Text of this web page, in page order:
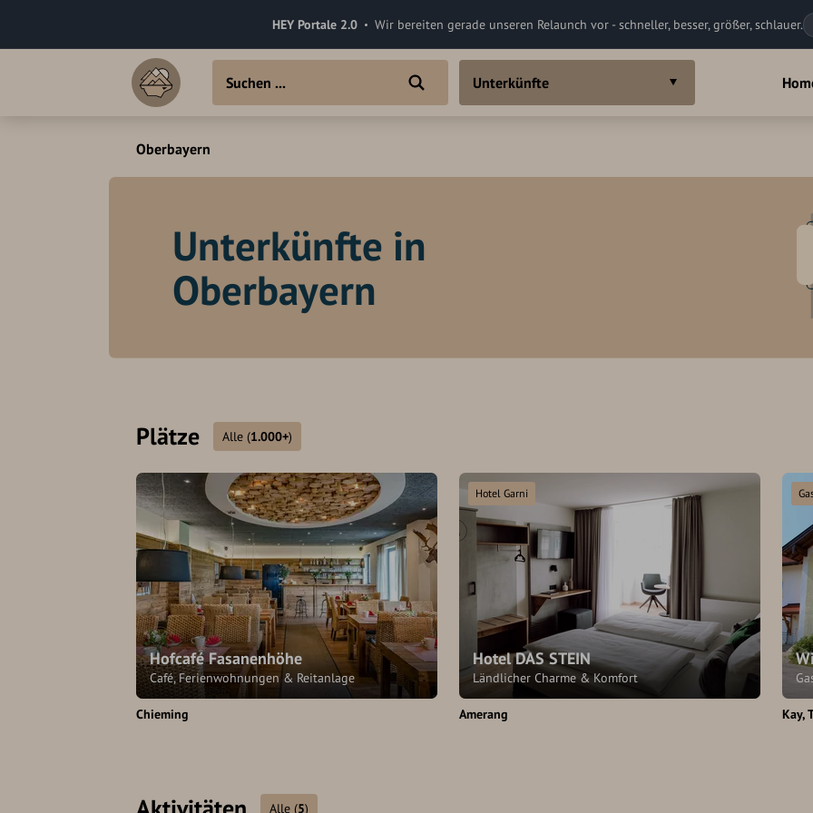
HEY Portale 2.0 Wir bereiten gerade unseren Relaunch vor - schneller, besser, größer, schlauer.
Unterkünfte
Oberbayern
Unterkünfte in
Oberbayern
Plätze Alle (1.000+)
Hofcafé Fasanenhöhe
Café, Ferienwohnungen & Reitanlage
Chieming
Hotel DAS STEIN
Ländlicher Charme & Komfort
Hotel Garni
Amerang Kay
Alle (5)